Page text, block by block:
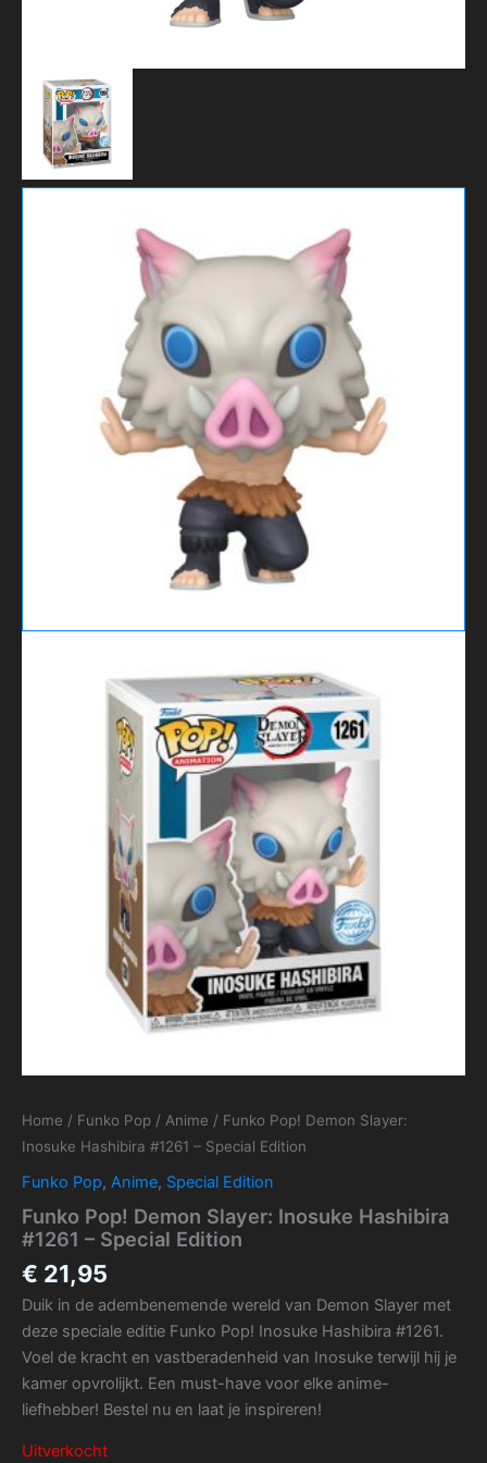
Home / Funko Pop / Anime / Funko Pop! Demon Slayer:
Inosuke Hashibira #1261 – Special Edition
Funko Pop, Anime, Special Edition
Funko Pop! Demon Slayer: Inosuke Hashibira
#1261 – Special Edition
€ 21,95
Duik in de adembenemende wereld van Demon Slayer met
deze speciale editie Funko Pop! Inosuke Hashibira #1261.
Voel de kracht en vastberadenheid van Inosuke terwijl hij je
kamer opvrolijkt. Een must-have voor elke anime-
liefhebber! Bestel nu en laat je inspireren!
Uitverkocht